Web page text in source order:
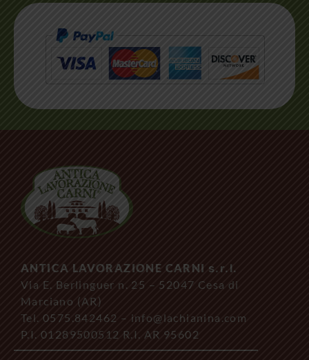
ANTICA LAVORAZIONE CARNI s.r.l.
Via E. Berlinguer n. 25 – 52047 Cesa di
Marciano (AR)
Tel. 0575.842462 – info@lachianina.com
P.I. 01289500512 R.I. AR 95602